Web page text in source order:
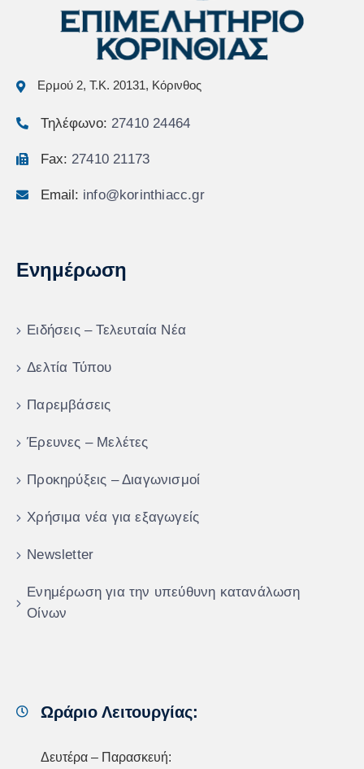
Ερμού 2, Τ.Κ. 20131, Κόρινθος
Τηλέφωνο: 27410 24464
Fax: 27410 21173
Email: info@korinthiacc.gr
Ενημέρωση
Ειδήσεις – Τελευταία Νέα
Δελτία Τύπου
Παρεμβάσεις
Έρευνες – Μελέτες
Προκηρύξεις – Διαγωνισμοί
Χρήσιμα νέα για εξαγωγείς
Newsletter
Ενημέρωση για την υπεύθυνη κατανάλωση
Οίνων
Ωράριο Λειτουργίας:
Δευτέρα – Παρασκευή: